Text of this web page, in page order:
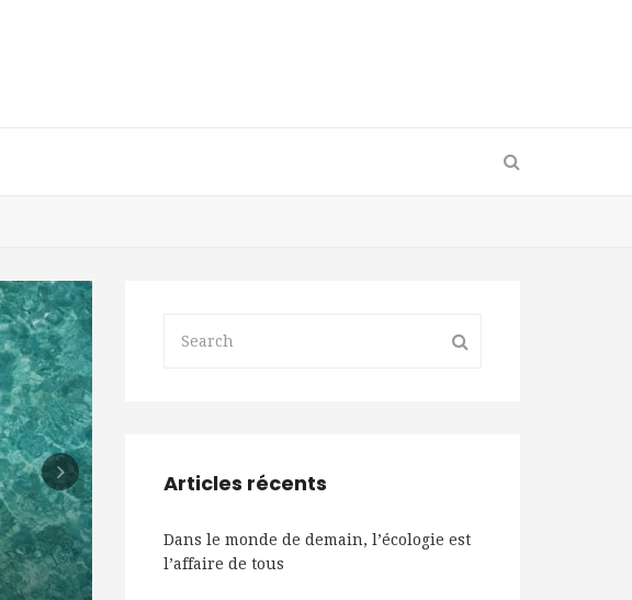
Articles récents
Dans le monde de demain, l’écologie est
l’affaire de tous